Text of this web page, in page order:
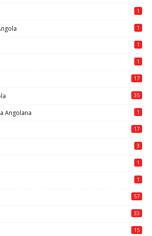
1
1
1
1
17
35
Angolana 1
17
3
1
1
57
33
15